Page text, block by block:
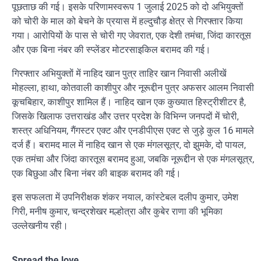
पूछताछ की गई। इसके परिणामस्वरूप 1 जुलाई 2025 को दो अभियुक्तों
को चोरी के माल को बेचने के प्रयास में हल्दुचौड़ क्षेत्र से गिरफ्तार किया
गया। आरोपियों के पास से चोरी गए जेवरात, एक देशी तमंचा, जिंदा कारतूस
और एक बिना नंबर की स्प्लेंडर मोटरसाइकिल बरामद की गई।
गिरफ्तार अभियुक्तों में नाहिद खान पुत्र ताहिर खान निवासी अलीखें
मोहल्ला, हाथा, कोतवाली काशीपुर और नूरूद्दीन पुत्र अफसर आलम निवासी
कूचबिहार, काशीपुर शामिल हैं। नाहिद खान एक कुख्यात हिस्ट्रीशीटर है,
जिसके खिलाफ उत्तराखंड और उत्तर प्रदेश के विभिन्न जनपदों में चोरी,
शस्त्र अधिनियम, गैंगस्टर एक्ट और एनडीपीएस एक्ट से जुड़े कुल 16 मामले
दर्ज हैं। बरामद माल में नाहिद खान से एक मंगलसूत्र, दो झुमके, दो पायल,
एक तमंचा और जिंदा कारतूस बरामद हुआ, जबकि नूरूद्दीन से एक मंगलसूत्र,
एक बिछुआ और बिना नंबर की बाइक बरामद की गई।
इस सफलता में उपनिरीक्षक शंकर नयाल, कांस्टेबल दलीप कुमार, उमेश
गिरी, मनीष कुमार, चन्द्रशेखर मल्होत्रा और कुबेर राणा की भूमिका
उल्लेखनीय रही।